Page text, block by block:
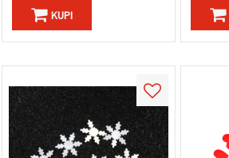
KUPI